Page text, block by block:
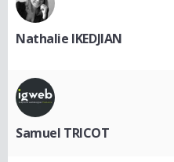
Nathalie IKEDJIAN
Samuel TRICOT